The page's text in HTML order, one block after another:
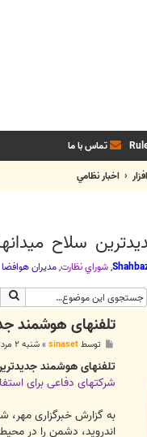
تماس با ما
اخبار نظامي
سلاح
,شوراي نظارت,مديران هوافضا
تلفنهای هوشمند
ت
توسطsinaset
»شنبه ۲ مرداد ۱۳۸۹, ۱:۱۳ ب.ظ
تلفنهای هوشمند
شرکتهای دفاعی برای
اندروید، دشمن را در